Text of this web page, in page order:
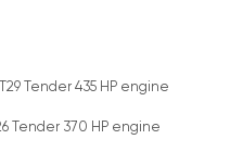
Tender 435 HP engine
Tender 370 HP engine